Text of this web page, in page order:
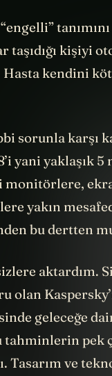
taşıdığı kişiyi
kendini
sorunla karşı
yani yaklaşık
monitörlere,
yakın
bu dertten
aktardım.
olan
geleceğe
tahminlerin pek
Tasarım ve